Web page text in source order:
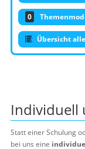
0
Übersicht
Individuell
Statt einer Schulung
bei uns eine